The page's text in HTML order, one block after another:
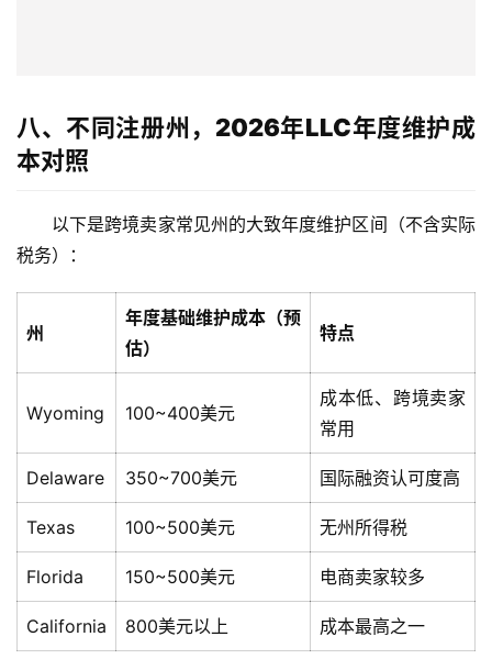
全
球
照
问
答
社
区
态
作
伙
专
栏
八、不同注册州，2026年LLC年度维护成
本对照
以下是跨境卖家常见州的大致年度维护区间（不含实际
税务）：
州
年度基础维护成本（预
估）
特点
Wyoming 100~400美元
成本低、跨境卖家
常用
Delaware 350~700美元 国际融资认可度高
Texas 100~500美元 无州所得税
Florida 150~500美元 电商卖家较多
California 800美元以上 成本最高之一